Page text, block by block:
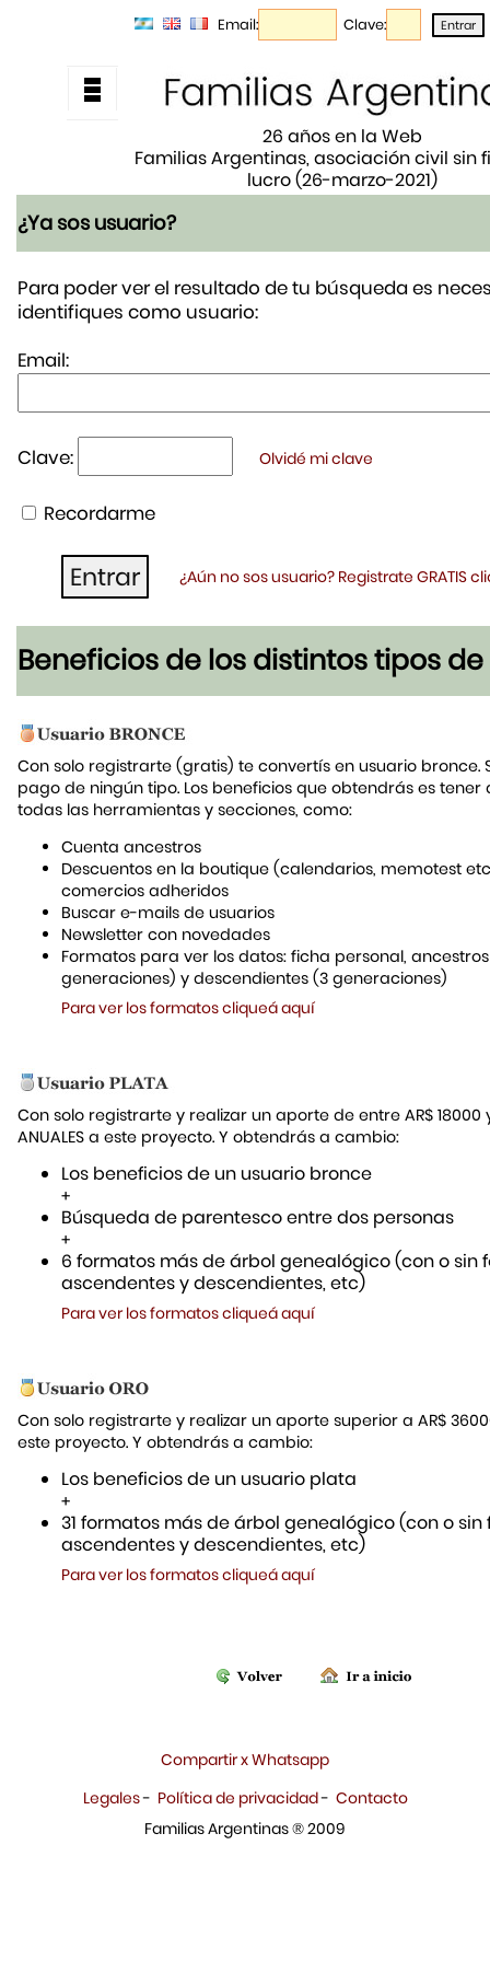
Email: Clave:
26 años en la Web
Familias Argentinas, asociación civil sin
lucro (26-marzo-2021)
¿Ya sos usuario?
Para poder ver el resultado de tu búsqueda es
identifiques como usuario:
Email:
Clave: Olvidé mi clave
Recordarme
¿Aún no sos usuario? Registrate GRATIS
Beneficios de los distintos tipos de
Con solo registrarte (gratis) te convertís en usuario bronce.
pago de ningún tipo. Los beneficios que obtendrás es tener
todas las herramientas y secciones, como:
Cuenta ancestros
Descuentos en la boutique (calendarios, memotest
comercios adheridos
Buscar e-mails de usuarios
Newsletter con novedades
Formatos para ver los datos: ficha personal,
generaciones) y descendientes (3 generaciones)
Para ver los formatos cliqueá aquí
Con solo registrarte y realizar un aporte de entre AR$ 18000
ANUALES a este proyecto. Y obtendrás a cambio:
Los beneficios de un usuario bronce
+
Búsqueda de parentesco entre dos personas
+
6 formatos más de árbol genealógico (con o sin
ascendentes y descendientes, etc)
Para ver los formatos cliqueá aquí
Con solo registrarte y realizar un aporte superior a AR$
este proyecto. Y obtendrás a cambio:
Los beneficios de un usuario plata
+
31 formatos más de árbol genealógico (con o sin
ascendentes y descendientes, etc)
Para ver los formatos cliqueá aquí
Compartir x Whatsapp
Legales- Política de privacidad- Contacto
Familias Argentinas ® 2009